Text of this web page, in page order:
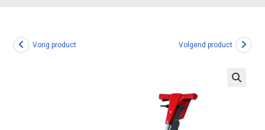
Vorig product Volgend product